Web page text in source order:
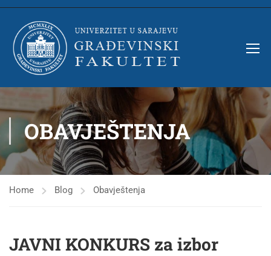
OBAVJEŠTENJA
Home Blog Obavještenja
JAVNI KONKURS za izbor